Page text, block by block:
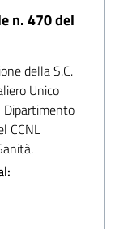
n. 470 del
della S.C.
Unico
Dipartimento
CCNL